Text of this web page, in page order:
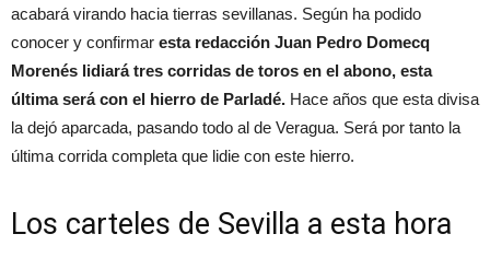
acabará virando hacia tierras sevillanas. Según ha podido
conocer y confirmar esta redacción Juan Pedro Domecq
Morenés lidiará tres corridas de toros en el abono, esta
última será con el hierro de Parladé. Hace años que esta divisa
la dejó aparcada, pasando todo al de Veragua. Será por tanto la
última corrida completa que lidie con este hierro.
Los carteles de Sevilla a esta hora